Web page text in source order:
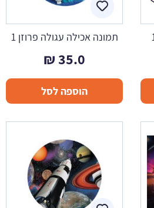
תמונה אכילה עגולה פרוזן 1
35.0
₪
הוספה לסל